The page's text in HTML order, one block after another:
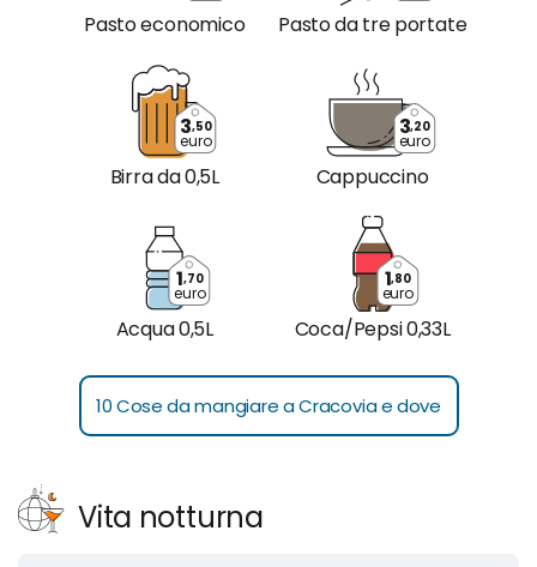
Pasto economico Pasto da tre portate
Birra da 0,5L
3,50
euro
Cappuccino
3,20
euro
Acqua 0,5L
1,70
euro
Coca/Pepsi 0,33L
1,80
euro
10 Cose da mangiare a Cracovia e dove
Vita notturna